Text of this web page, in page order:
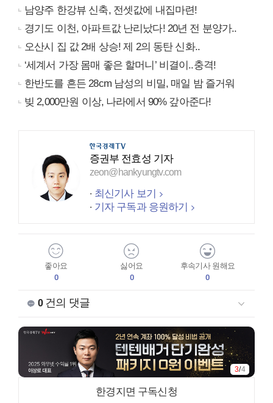
남양주 한강뷰 신축, 전셋값에 내집마련!
경기도 이천, 아파트값 난리났다! 20년 전 분양가..
오산시 집 값 2배 상승! 제 2의 동탄 신화..
‘세계서 가장 몸매 좋은 할머니’ 비결이..충격!
한반도를 흔든 28cm 남성의 비밀, 매일 밤 즐거워
빚 2,000만원 이상, 나라에서 90% 갚아준다!
증권부 전효성 기자
zeon@hankyungtv.com
최신기사 보기
기자 구독과 응원하기
좋아요
0
싫어요
0
후속기사 원해요
0
0건의 댓글
3/4
한경지면 구독신청